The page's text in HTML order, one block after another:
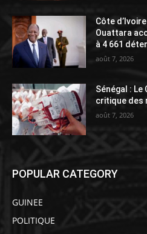
Côte
Ouattara
à 4 661
août 7, 2026
Sénégal :
critique des
août 7, 2026
POPULAR CATEGORY
GUINEE
POLITIQUE